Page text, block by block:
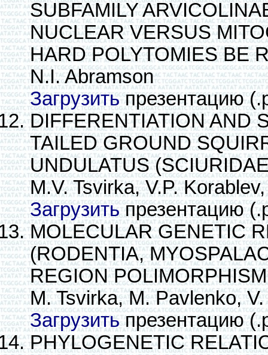
SUBFAMILY
NUCLEAR VERSUS
HARD POLYTOMIES BE
N.I. Abramson
Загрузитьпрезентацию
DIFFERENTIATION AND
TAILED GROUND
UNDULATUS
M.V. Tsvirka, V.P.
Загрузитьпрезентацию
MOLECULAR GENETIC
(RODENTIA,
REGION POLIMORPHISM
M. Tsvirka, M. Pavlenko,
Загрузитьпрезентацию
PHYLOGENETIC